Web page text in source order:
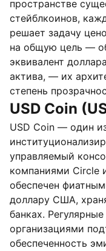
пространстве
стейблкоинов,
решает задачу
на общую цель —
эквивалент
актива, — их
степень
USD Coin
USD Coin — один
управляемый
компаниями Circle
обеспечен
доллару США,
банках.
организациями
обеспеченность